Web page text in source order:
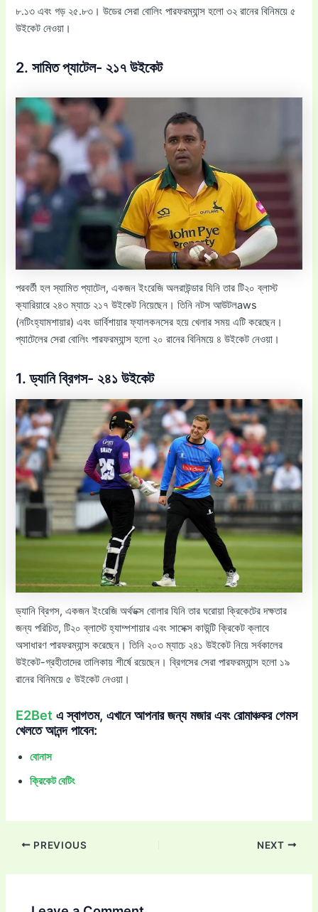
৮.১৩ এবং গড় ২৫.৮৩। উডের সেরা বোলিং পারফরম্যান্স হলো ৩২ রানের বিনিময়ে ৫
উইকেট নেওয়া।
2. সামিত প্যাটেল- ২১৭ উইকেট
পরবর্তী হল স্যামিত প্যাটেল, একজন ইংরেজি অলরাউন্ডার যিনি তার টি২০ ব্লাস্ট
ক্যারিয়ারে ২৪৩ ম্যাচে ২১৭ উইকেট নিয়েছেন। তিনি নটস আউটলaws
(নটিংহ্যামশায়ার) এবং ডার্বিশায়ার ফ্যালকনসের হয়ে খেলার সময় এটি করেছেন।
প্যাটেলের সেরা বোলিং পারফরম্যান্স হলো ২০ রানের বিনিময়ে ৪ উইকেট নেওয়া।
1. ড্যানি ব্রিগস- ২৪১ উইকেট
ড্যানি ব্রিগস, একজন ইংরেজি অর্থডক্স বোলার যিনি তার ঘরোয়া ক্রিকেটের দক্ষতার
জন্য পরিচিত, টি২০ ব্লাস্টে হ্যাম্পশায়ার এবং সাসেক্স কাউন্টি ক্রিকেট ক্লাবে
অসাধারণ পারফরম্যান্স করেছেন। তিনি ২০৩ ম্যাচে ২৪১ উইকেট নিয়ে সর্বকালের
উইকেট-গ্রহীতাদের তালিকায় শীর্ষে রয়েছেন। ব্রিগসের সেরা পারফরম্যান্স হলো ১৯
রানের বিনিময়ে ৫ উইকেট নেওয়া।
E2Bet এ স্বাগতম, এখানে আপনার জন্য মজার এবং রোমাঞ্চকর গেমস
খেলতে আনন্দ পাবেন:
বোনাস
ক্রিকেট বেটিং
PREVIOUS NEXT